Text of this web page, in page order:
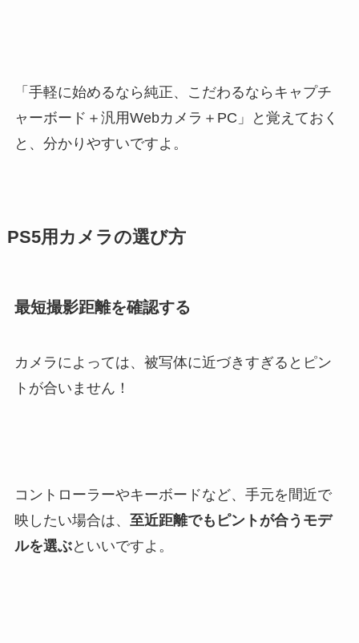
「手軽に始めるなら純正、こだわるならキャプチ
ャーボード＋汎用Webカメラ＋PC」と覚えておく
と、分かりやすいですよ。
PS5用カメラの選び方
最短撮影距離を確認する
カメラによっては、被写体に近づきすぎるとピン
トが合いません！
コントローラーやキーボードなど、手元を間近で
映したい場合は、 至近距離でもピントが合うモデ
ルを選ぶといいですよ。